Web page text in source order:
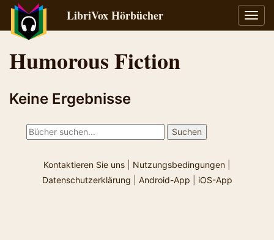
LibriVox Hörbücher
Humorous Fiction
Keine Ergebnisse
Kontaktieren Sie uns Nutzungsbedingungen
Datenschutzerklärung
Android-App iOS-App